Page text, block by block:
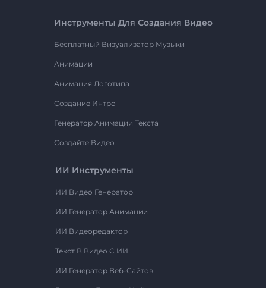
Инструменты Для Создания Видео
Бесплатный Визуализатор Музыки
Анимации
Анимация Логотипа
Создание Интро
Генератор Анимации Текста
Создайте Видео
ИИ Инструменты
ИИ Видео Генератор
ИИ Генератор Анимации
ИИ Видеоредактор
Текст В Видео С ИИ
ИИ Генератор Веб-Сайтов